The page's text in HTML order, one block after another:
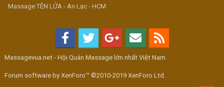
Massage TÊN LỬA - An Lạc - HCM
Massagevua.net - Hội Quán Massage lớn nhất Việt Nam
Forum software by XenForo™ ©2010-2019 XenForo Ltd.